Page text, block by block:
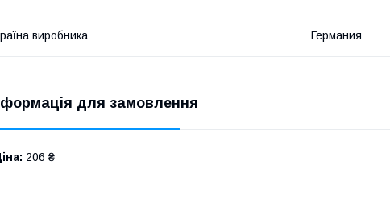
виробника Германия
для замовлення
206 ₴